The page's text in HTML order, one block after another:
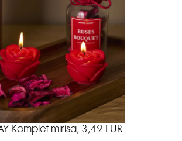
Komplet mirisa, 3,49 EUR